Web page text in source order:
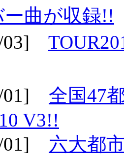
曲が収録!!
03]
01] 全国47
V3!!
01] 六大都